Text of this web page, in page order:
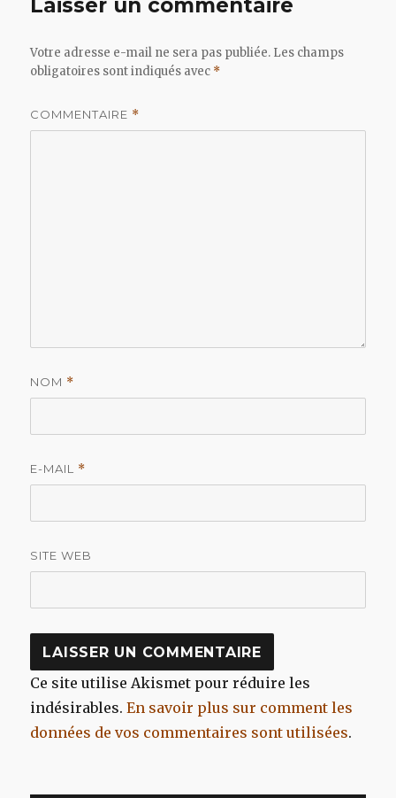
Laisser un commentaire
Votre adresse e-mail ne sera pas publiée. Les champs
obligatoires sont indiqués avec *
COMMENTAIRE *
NOM *
E-MAIL *
SITE WEB
Ce site utilise Akismet pour réduire les
indésirables.En savoir plus sur comment les
données de vos commentaires sont utilisées.